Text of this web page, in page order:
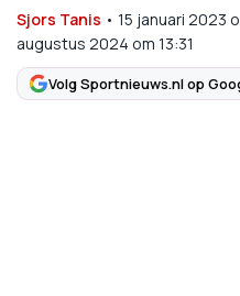
Sjors Tanis • 15 januari 2023
augustus 2024 om 13:31
Volg Sportnieuws.nl op